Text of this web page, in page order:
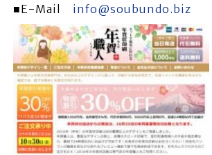
■E-Mail info@soubundo.biz